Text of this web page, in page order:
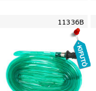
11336B